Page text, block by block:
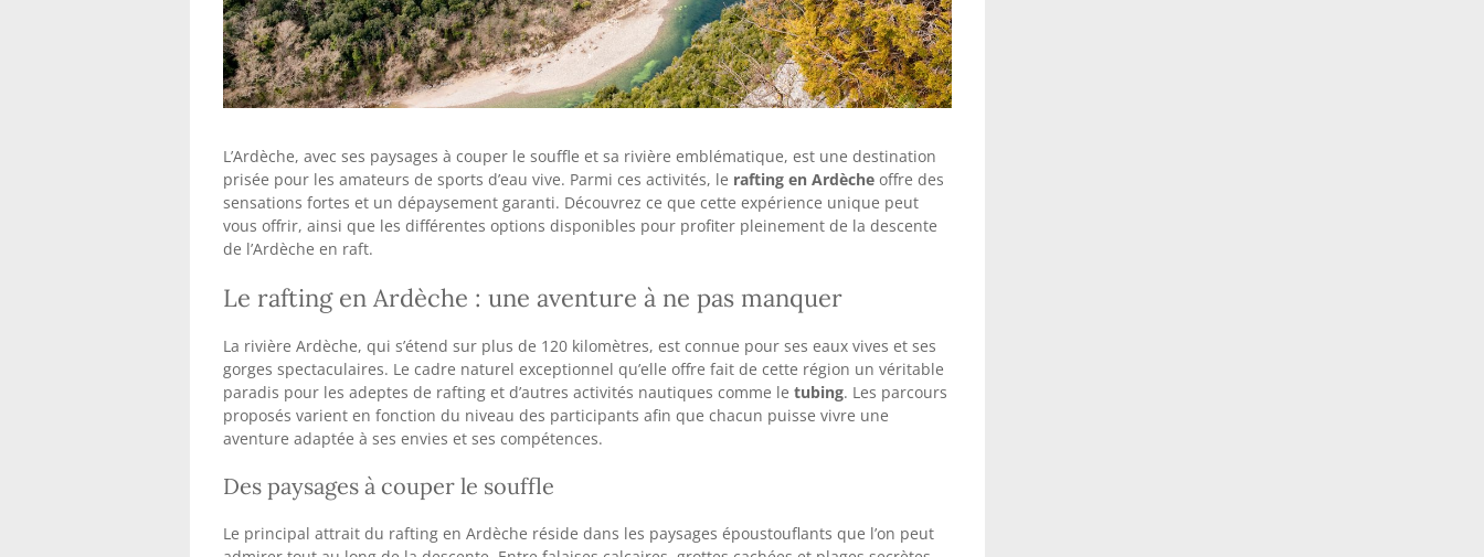
L’Ardèche, avec ses paysages à couper le souffle et sa rivière emblématique, est une destination
prisée pour les amateurs de sports d’eau vive. Parmi ces activités, le rafting en Ardèche offre des
sensations fortes et un dépaysement garanti. Découvrez ce que cette expérience unique peut
vous offrir, ainsi que les différentes options disponibles pour profiter pleinement de la descente
de l’Ardèche en raft.
Le rafting en Ardèche : une aventure à ne pas manquer
La rivière Ardèche, qui s’étend sur plus de 120 kilomètres, est connue pour ses eaux vives et ses
gorges spectaculaires. Le cadre naturel exceptionnel qu’elle offre fait de cette région un véritable
paradis pour les adeptes de rafting et d’autres activités nautiques comme le tubing. Les parcours
proposés varient en fonction du niveau des participants afin que chacun puisse vivre une
aventure adaptée à ses envies et ses compétences.
Des paysages à couper le souffle
Le principal attrait du rafting en Ardèche réside dans les paysages époustouflants que l’on peut